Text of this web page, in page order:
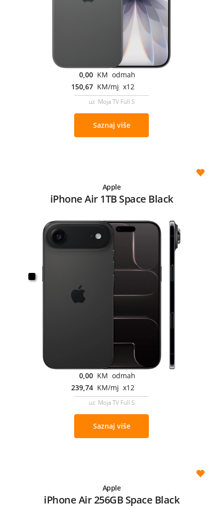
0,00 KM odmah
150,67 KM/mj x12
uz Moja TV Full S
Saznaj više
Apple
iPhone Air 1TB Space Black
0,00 KM odmah
239,74 KM/mj x12
uz Moja TV Full S
Saznaj više
Apple
iPhone Air 256GB Space Black